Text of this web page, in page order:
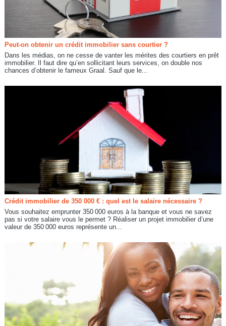
Peut-on obtenir un crédit immobilier sans courtier ?
Dans les médias, on ne cesse de vanter les mérites des courtiers en prêt
immobilier. Il faut dire qu’en sollicitant leurs services, on double nos
chances d’obtenir le fameux Graal. Sauf que le...
Crédit immobilier de 350 000 € : quel est le salaire nécessaire ?
Vous souhaitez emprunter 350 000 euros à la banque et vous ne savez
pas si votre salaire vous le permet ? Réaliser un projet immobilier d’une
valeur de 350 000 euros représente un...